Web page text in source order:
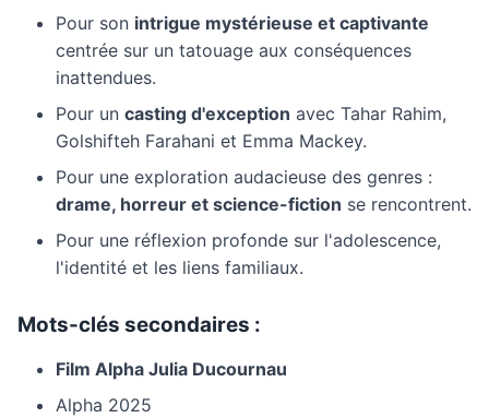
Pour son intrigue mystérieuse et captivante
centrée sur un tatouage aux conséquences
inattendues.
Pour un casting d'exception avec Tahar Rahim,
Golshifteh Farahani et Emma Mackey.
Pour une exploration audacieuse des genres :
drame, horreur et science-fiction se rencontrent.
Pour une réflexion profonde sur l'adolescence,
l'identité et les liens familiaux.
Mots-clés secondaires :
Film Alpha Julia Ducournau
Alpha 2025